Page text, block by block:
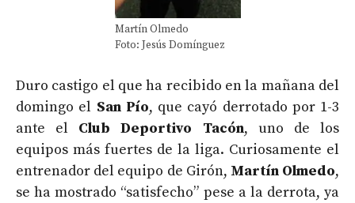
Martín Olmedo
Foto: Jesús Domínguez
Duro castigo el que ha recibido en la mañana del
domingo el San Pío, que cayó derrotado por 1-3
ante el Club Deportivo Tacón, uno de los
equipos más fuertes de la liga. Curiosamente el
entrenador del equipo de Girón, Martín Olmedo,
se ha mostrado “satisfecho” pese a la derrota, ya